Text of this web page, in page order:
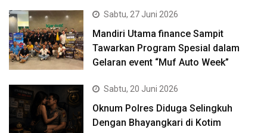
Sabtu, 27 Juni 2026
Mandiri Utama finance Sampit
Tawarkan Program Spesial dalam
Gelaran event “Muf Auto Week”
Sabtu, 20 Juni 2026
Oknum Polres Diduga Selingkuh
Dengan Bhayangkari di Kotim